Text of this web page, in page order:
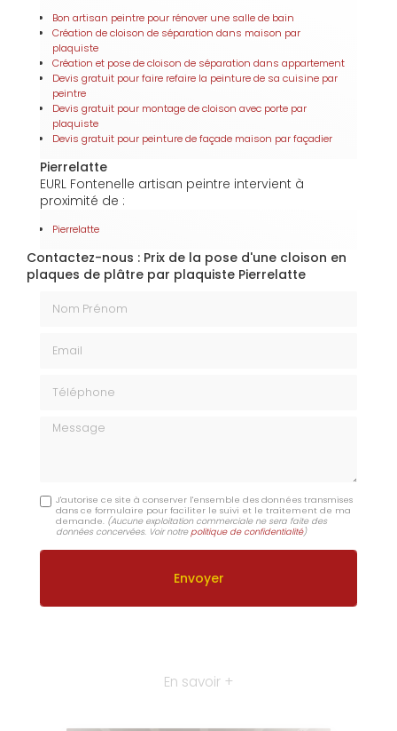
Bon artisan peintre pour rénover une salle de bain
Création de cloison de séparation dans maison par
plaquiste
Création et pose de cloison de séparation dans appartement
Devis gratuit pour faire refaire la peinture de sa cuisine par
peintre
Devis gratuit pour montage de cloison avec porte par
plaquiste
Devis gratuit pour peinture de façade maison par façadier
Pierrelatte
EURL Fontenelle artisan peintre intervient à
proximité de :
Pierrelatte
Contactez-nous : Prix de la pose d'une cloison en
plaques de plâtre par plaquiste Pierrelatte
Message
J'autorise ce site à conserver l'ensemble des données transmises
dans ce formulaire pour faciliter le suivi et le traitement de ma
demande. (Aucune exploitation commerciale ne sera faite des
données concervées. Voir notrepolitique de confidentialité)
En savoir +